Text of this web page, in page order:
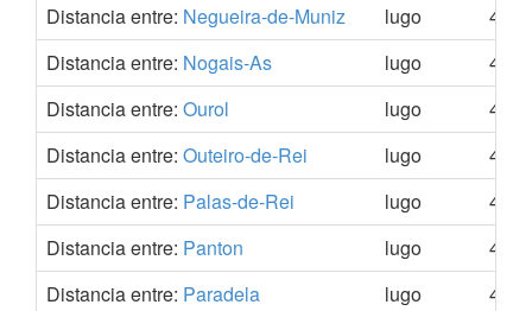
Distancia entre: Negueira-de-Muniz lugo
Distancia entre: Nogais-As lugo
Distancia entre: Ourol lugo
Distancia entre: Outeiro-de-Rei lugo
Distancia entre: Palas-de-Rei lugo
Distancia entre: Panton lugo
Distancia entre: Paradela lugo